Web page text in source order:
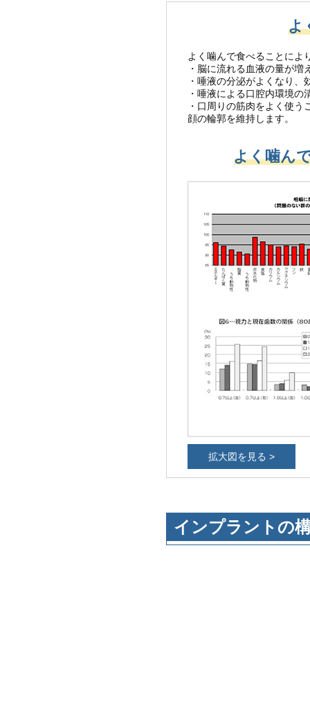
よ
よく噛んで食べることによ
・脳に流れる血液の量が
・唾液の分泌がよくなり
・唾液による口腔内環境
・口周りの筋肉をよく使
顔の輪郭を維持します。
よく噛ん
拡大図を見る >
インプラントの